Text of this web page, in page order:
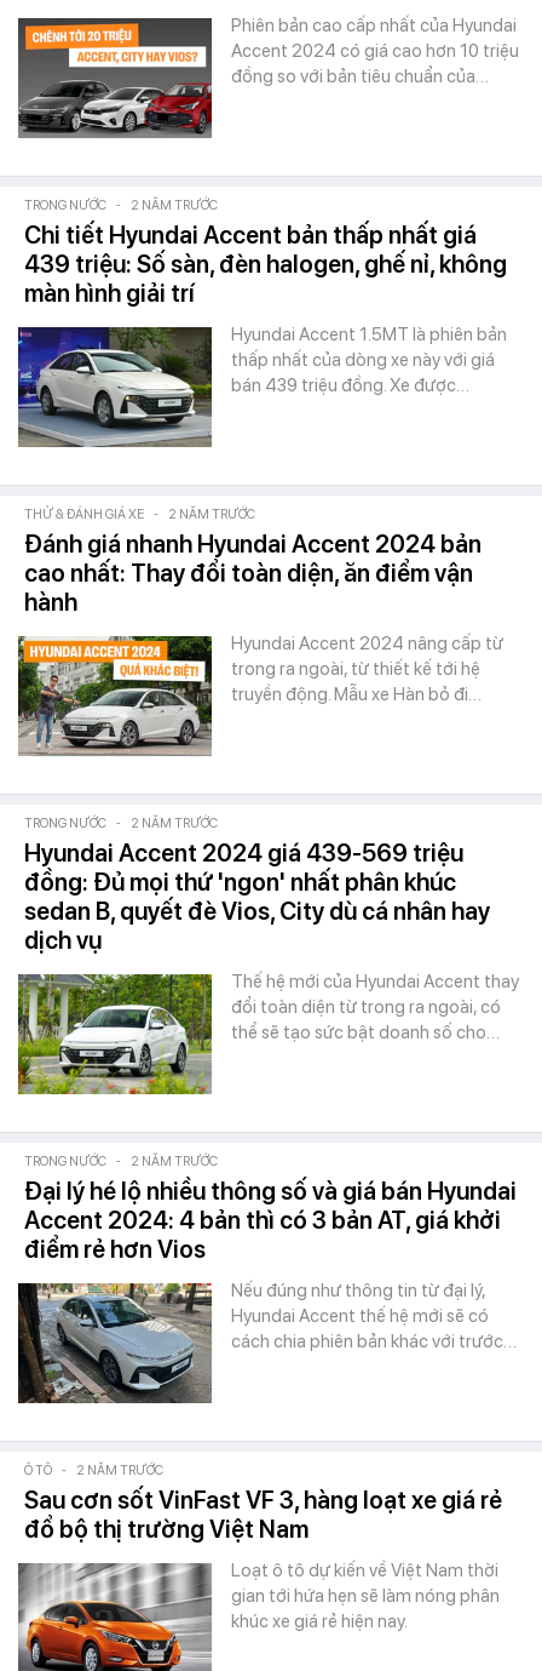
Phiên bản cao cấp nhất của Hyundai
Accent 2024 có giá cao hơn 10 triệu
đồng so với bản tiêu chuẩn của…
TRONG NƯỚC - 2 NĂM TRƯỚC
Chi tiết Hyundai Accent bản thấp nhất giá
439 triệu: Số sàn, đèn halogen, ghế nỉ, không
màn hình giải trí
Hyundai Accent 1.5MT là phiên bản
thấp nhất của dòng xe này với giá
bán 439 triệu đồng. Xe được…
THỬ & ĐÁNH GIÁ XE - 2 NĂM TRƯỚC
Đánh giá nhanh Hyundai Accent 2024 bản
cao nhất: Thay đổi toàn diện, ăn điểm vận
hành
Hyundai Accent 2024 nâng cấp từ
trong ra ngoài, từ thiết kế tới hệ
truyền động. Mẫu xe Hàn bỏ đi…
TRONG NƯỚC - 2 NĂM TRƯỚC
Hyundai Accent 2024 giá 439-569 triệu
đồng: Đủ mọi thứ 'ngon' nhất phân khúc
sedan B, quyết đè Vios, City dù cá nhân hay
dịch vụ
Thế hệ mới của Hyundai Accent thay
đổi toàn diện từ trong ra ngoài, có
thể sẽ tạo sức bật doanh số cho…
TRONG NƯỚC - 2 NĂM TRƯỚC
Đại lý hé lộ nhiều thông số và giá bán Hyundai
Accent 2024: 4 bản thì có 3 bản AT, giá khởi
điểm rẻ hơn Vios
Nếu đúng như thông tin từ đại lý,
Hyundai Accent thế hệ mới sẽ có
cách chia phiên bản khác với trước…
Ô TÔ - 2 NĂM TRƯỚC
Sau cơn sốt VinFast VF 3, hàng loạt xe giá rẻ
đổ bộ thị trường Việt Nam
Loạt ô tô dự kiến về Việt Nam thời
gian tới hứa hẹn sẽ làm nóng phân
khúc xe giá rẻ hiện nay.